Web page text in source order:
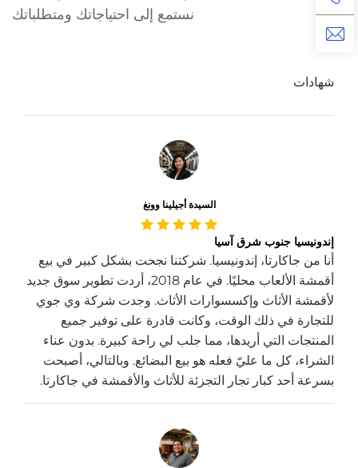
نستمع إلى احتياجاتك ومتطلباتك
شهادات
السيدة أجيلينا وونغ
إندونيسيا جنوب شرق آسيا
أنا من جاكارتا، إندونيسيا. شركتنا نجحت بشكل كبير في بيع
أقمشة الألعاب محليًا. في عام 2018، أردت تطوير سوق جديد
لأقمشة الأثاث وإكسسوارات الأثاث. وجدت شركة وي جوي
للتجارة في ذلك الوقت، وكانت قادرة على توفير جميع
المنتجات التي أريدها، مما جلب لي راحة كبيرة. بدون عناء
الشراء، كل ما عليّ فعله هو بيع البضائع. وبالتالي، أصبحت
بسرعة أحد كبار تجار التجزئة للأثاث والأقمشة في جاكارتا.